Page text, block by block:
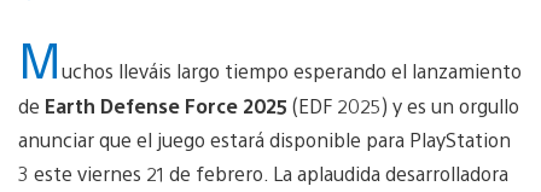
Muchos lleváis largo tiempo esperando el lanzamiento
de Earth Defense Force 2025 (EDF 2025) y es un orgullo
anunciar que el juego estará disponible para PlayStation
3 este viernes 21 de febrero. La aplaudida desarrolladora